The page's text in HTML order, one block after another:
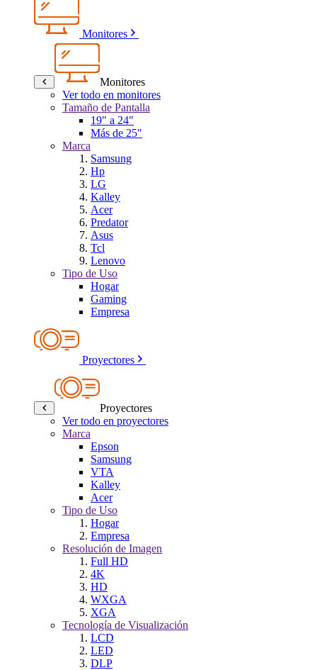
Monitores
Monitores
Ver todo en monitores
Tamaño de Pantalla
19" a 24"
Más de 25"
Marca
Samsung
Hp
LG
Kalley
Acer
Predator
Asus
Tcl
Lenovo
Tipo de Uso
Hogar
Gaming
Empresa
Proyectores
Proyectores
Ver todo en proyectores
Marca
Epson
Samsung
VTA
Kalley
Acer
Tipo de Uso
Hogar
Empresa
Resolución de Imagen
Full HD
4K
HD
WXGA
XGA
Tecnología de Visualización
LCD
LED
DLP